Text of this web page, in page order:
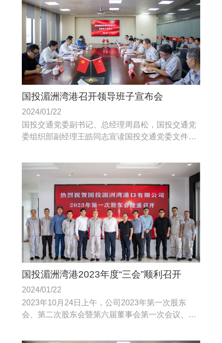
国投湄洲湾港召开领导班子宣布会
2024/01/22
国投交通党委副书记、总经理周昌松，国投交通党
委组织部副经理王皓同志宣读国投交通党委文件，
国投湄洲湾港2023年度“三会”顺利召开
2024/01/22
2023年10月24日上午，公司2023年第一次股东
会、第二次股东会暨第六届董事会第一次会议、第